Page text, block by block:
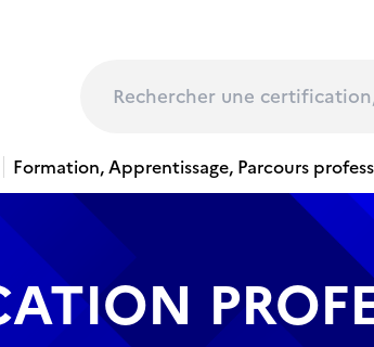
Formation, Apprentissage, Parcours